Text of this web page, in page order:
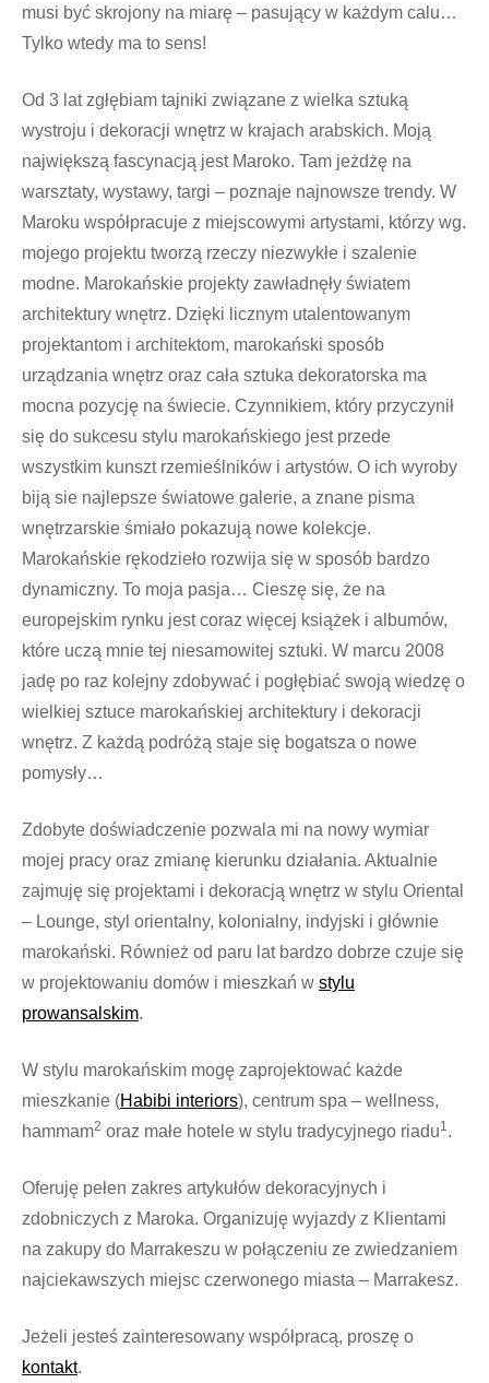
musi być skrojony na miarę – pasujący w każdym calu…
Tylko wtedy ma to sens!
Od 3 lat zgłębiam tajniki związane z wielka sztuką
wystroju i dekoracji wnętrz w krajach arabskich. Moją
największą fascynacją jest Maroko. Tam jeżdżę na
warsztaty, wystawy, targi – poznaje najnowsze trendy. W
Maroku współpracuje z miejscowymi artystami, którzy wg.
mojego projektu tworzą rzeczy niezwykłe i szalenie
modne. Marokańskie projekty zawładnęły światem
architektury wnętrz. Dzięki licznym utalentowanym
projektantom i architektom, marokański sposób
urządzania wnętrz oraz cała sztuka dekoratorska ma
mocna pozycję na świecie. Czynnikiem, który przyczynił
się do sukcesu stylu marokańskiego jest przede
wszystkim kunszt rzemieślników i artystów. O ich wyroby
biją sie najlepsze światowe galerie, a znane pisma
wnętrzarskie śmiało pokazują nowe kolekcje.
Marokańskie rękodzieło rozwija się w sposób bardzo
dynamiczny. To moja pasja… Cieszę się, że na
europejskim rynku jest coraz więcej książek i albumów,
które uczą mnie tej niesamowitej sztuki. W marcu 2008
jadę po raz kolejny zdobywać i pogłębiać swoją wiedzę o
wielkiej sztuce marokańskiej architektury i dekoracji
wnętrz. Z każdą podróżą staje się bogatsza o nowe
pomysły…
Zdobyte doświadczenie pozwala mi na nowy wymiar
mojej pracy oraz zmianę kierunku działania. Aktualnie
zajmuję się projektami i dekoracją wnętrz w stylu Oriental
– Lounge, styl orientalny, kolonialny, indyjski i głównie
marokański. Również od paru lat bardzo dobrze czuje się
w projektowaniu domów i mieszkań w stylu
prowansalskim.
W stylu marokańskim mogę zaprojektować każde
mieszkanie (Habibi interiors), centrum spa – wellness,
hammam2 oraz małe hotele w stylu tradycyjnego riadu1 .
Oferuję pełen zakres artykułów dekoracyjnych i
zdobniczych z Maroka. Organizuję wyjazdy z Klientami
na zakupy do Marrakeszu w połączeniu ze zwiedzaniem
najciekawszych miejsc czerwonego miasta – Marrakesz.
Jeżeli jesteś zainteresowany współpracą, proszę o
kontakt.